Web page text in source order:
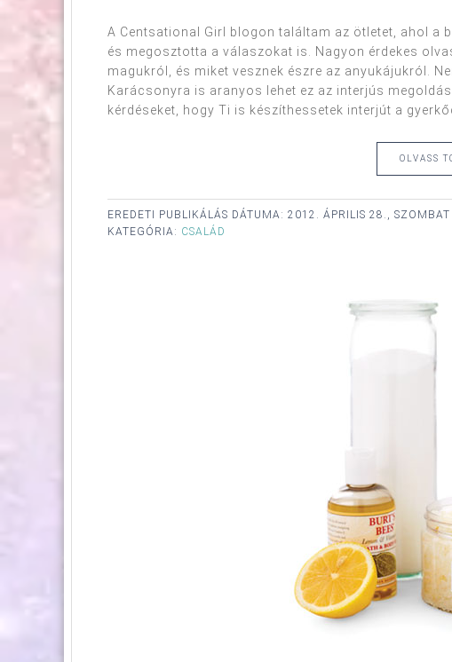
A Centsational Girl blogon találtam az ötletet, ahol a
és megosztotta a válaszokat is. Nagyon érdekes
magukról, és miket vesznek észre az anyukájukról.
Karácsonyra is aranyos lehet ez az interjús
kérdéseket, hogy Ti is készíthessetek interjút a
OLVASS
EREDETI PUBLIKÁLÁS DÁTUMA: 2012. ÁPRILIS 28., SZOMBAT
KATEGÓRIA: CSALÁD